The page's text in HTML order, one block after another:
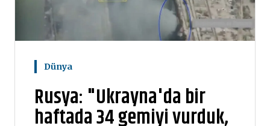
Dünya
Rusya: "Ukrayna'da bir
haftada 34 gemiyi vurduk,